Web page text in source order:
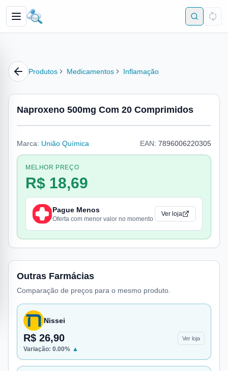
Produtos Medicamentos Inflamação
Naproxeno 500mg Com 20 Comprimidos
Marca: União Química EAN: 7896006220305
MELHOR PREÇO
R$ 18,69
Pague Menos
Oferta com menor valor no momento
Ver loja
Outras Farmácias
Comparação de preços para o mesmo produto.
Nissei
R$ 26,90 Ver loja
Variação: 0.00% ▲